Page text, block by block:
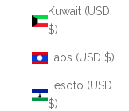
Kuwait (USD
$)
Laos (USD $)
Lesoto (USD
$)